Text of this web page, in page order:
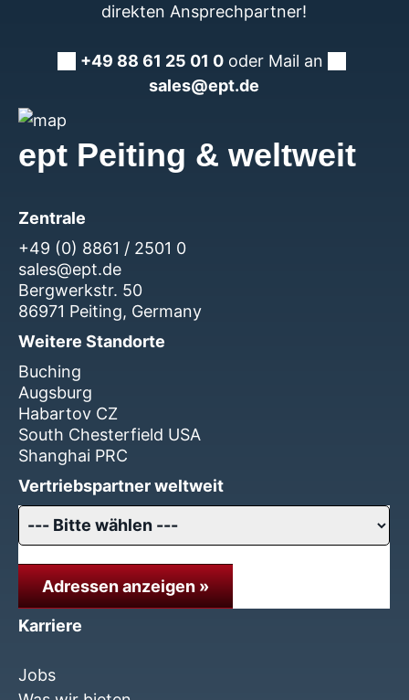
direkten Ansprechpartner!
+49 88 61 25 01 0 oder Mail an
sales@ept.de
ept Peiting & weltweit
Zentrale
+49 (0) 8861 / 2501 0
sales@ept.de
Bergwerkstr. 50
86971 Peiting, Germany
Weitere Standorte
Buching
Augsburg
Habartov CZ
South Chesterfield USA
Shanghai PRC
Vertriebspartner weltweit
Adressen anzeigen »
Karriere
Jobs